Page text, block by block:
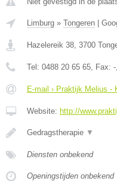
Limburg » Tongeren |
Hazelereik 38 3700
Tel: 0488 20 65 65 , Fax: -
E-mail › Praktijk Melius -
Website: http://
Gedragstherapie ▼
Diensten onbekend
Openingstijden onbekend